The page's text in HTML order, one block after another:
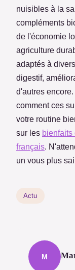
nuisibles à la
compléments
de l'économie
agriculture
adaptés à
digestif,
d'autres
comment ces
votre routine
sur les
français.
un vous plus
Actu
M